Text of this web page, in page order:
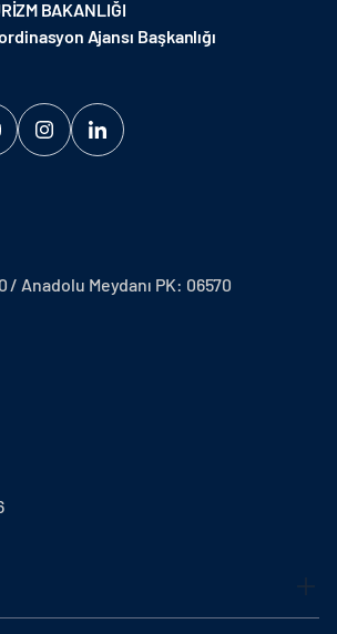
BAKANLIĞI
Ajansı Başkanlığı
/ Anadolu Meydanı PK: 06570